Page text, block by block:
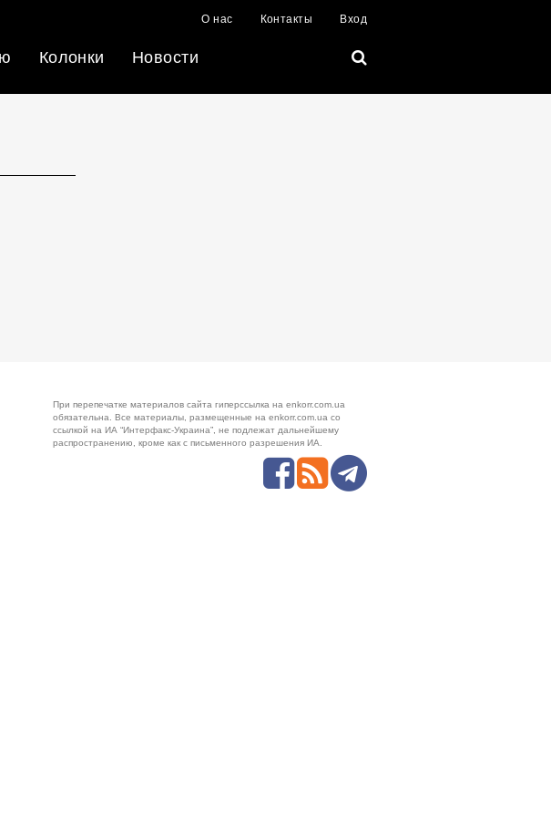
О нас Контакты Вход
Колонки Новости
При перепечатке материалов сайта гиперссылка на enkorr.com.ua
обязательна. Все материалы, размещенные на enkorr.com.ua со
ссылкой на ИА “Интерфакс-Украина”, не подлежат дальнейшему
распространению, кроме как с письменного разрешения ИА.